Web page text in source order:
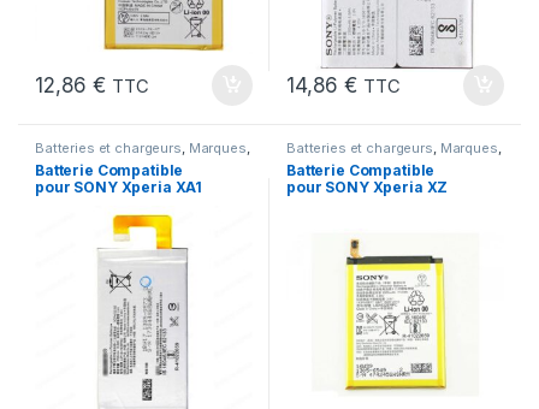
12,86€ TTC 14,86€ TTC
Batteries et chargeurs, Marques,
Pieces Portable SONY
XA1 ULTRA
Batterie Compatible
pour SONY Xperia XA1
Batteries et chargeurs, Marques,
Pieces Portable SONY
XZ
Batterie Compatible
pour SONY Xperia XZ